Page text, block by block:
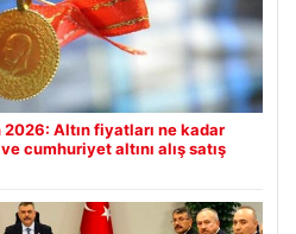
2026: Altın fiyatları ne kadar
cumhuriyet altını alış satış